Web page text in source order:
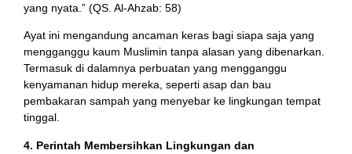
yang nyata.” (QS. Al-Ahzab: 58)
Ayat ini mengandung ancaman keras bagi siapa saja yang
mengganggu kaum Muslimin tanpa alasan yang dibenarkan.
Termasuk di dalamnya perbuatan yang mengganggu
kenyamanan hidup mereka, seperti asap dan bau
pembakaran sampah yang menyebar ke lingkungan tempat
tinggal.
4. Perintah Membersihkan Lingkungan dan